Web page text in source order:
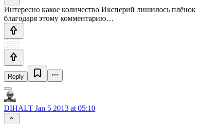
Интересно какое количество Иксперий лишилось плёнок
благодаря этому комментарию…
Reply
DIHALT Jan 5 2013 at 05:10